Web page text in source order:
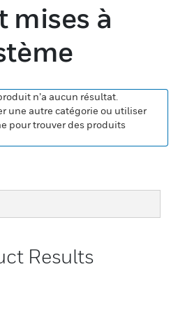
mises à
n’a aucun résultat.
une autre catégorie ou utiliser
pour trouver des produits
Results